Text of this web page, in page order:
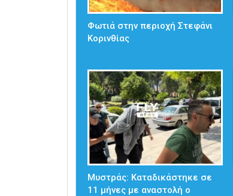
Φωτιά στην περιοχή Στεφάνι
Κορινθίας
Μυστράς: Καταδικάστηκε σε
11 μήνες με αναστολή ο